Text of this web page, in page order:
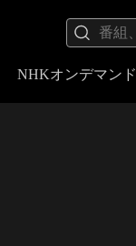
NHKオンデマンド